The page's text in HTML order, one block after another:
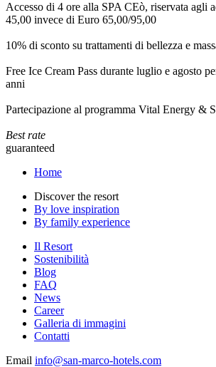
Accesso di 4 ore alla SPA CEò, riservata agli
45,00 invece di Euro 65,00/95,00
10% di sconto su trattamenti di bellezza e
Free Ice Cream Pass durante luglio e agosto
anni
Partecipazione al programma Vital Energy &
Best rate
guaranteed
Home
Discover the resort
By love inspiration
By family experience
Il Resort
Sostenibilità
Blog
FAQ
News
Career
Galleria di immagini
Contatti
Email info@san-marco-hotels.com